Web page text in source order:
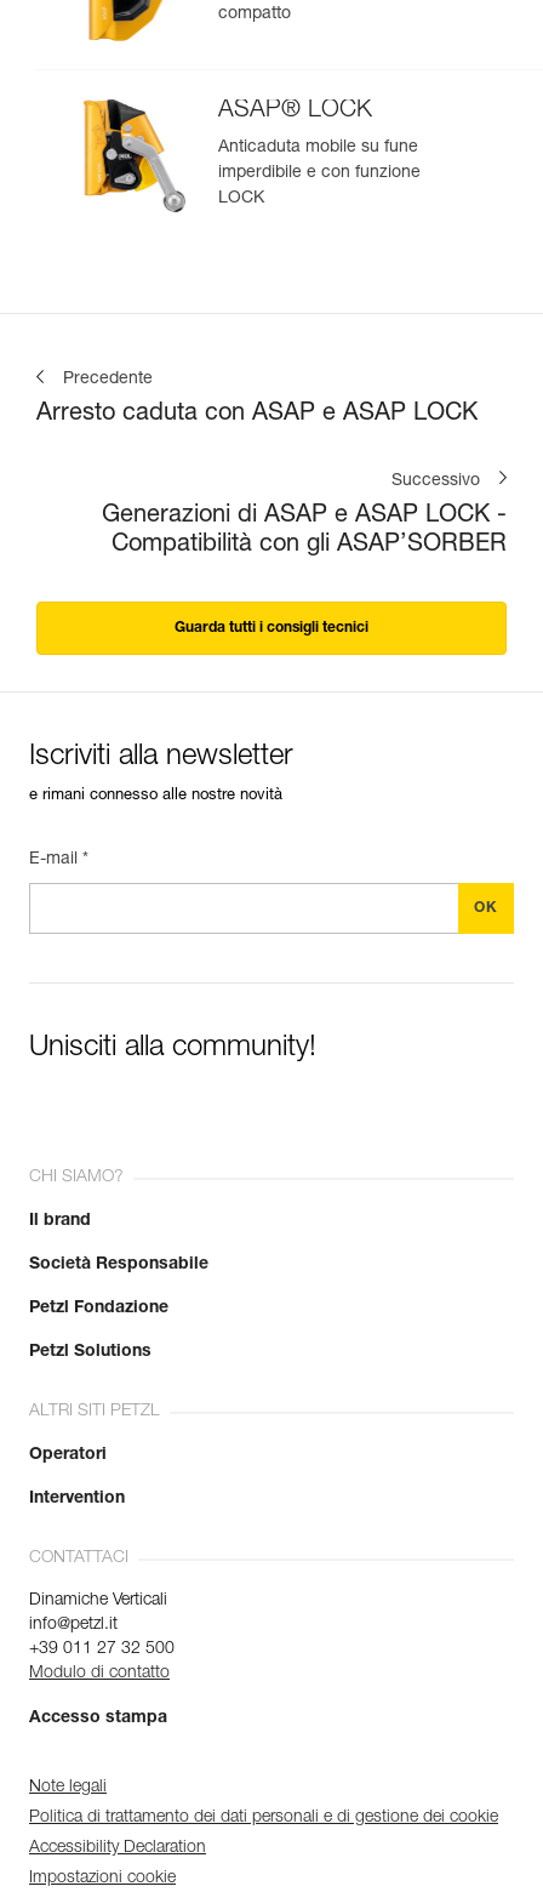
compatto
ASAP® LOCK
Anticaduta mobile su fune
imperdibile e con funzione
LOCK
Precedente
Arresto caduta con ASAP e ASAP LOCK
Successivo
Generazioni di ASAP e ASAP LOCK -
Compatibilità con gli ASAP’SORBER
Guarda tutti i consigli tecnici
Iscriviti alla newsletter
e rimani connesso alle nostre novità
E-mail *
Unisciti alla community!
CHI SIAMO?
Il brand
Società Responsabile
Petzl Fondazione
Petzl Solutions
ALTRI SITI PETZL
Operatori
Intervention
CONTATTACI
Dinamiche Verticali
info@petzl.it
+39 011 27 32 500
Modulo di contatto
Accesso stampa
Note legali
Politica di trattamento dei dati personali e di gestione dei cookie
Accessibility Declaration
Impostazioni cookie